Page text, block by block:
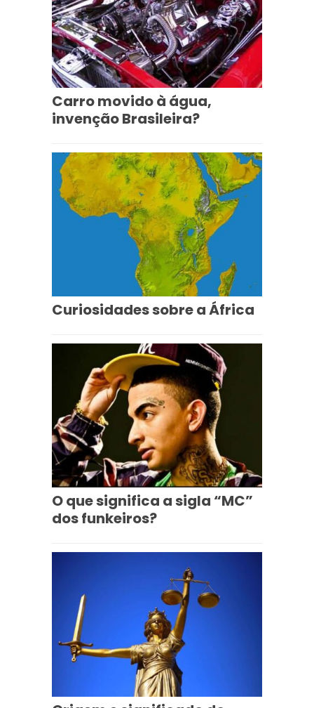
Carro movido à água,
invenção Brasileira?
Curiosidades sobre a África
O que significa a sigla “MC”
dos funkeiros?